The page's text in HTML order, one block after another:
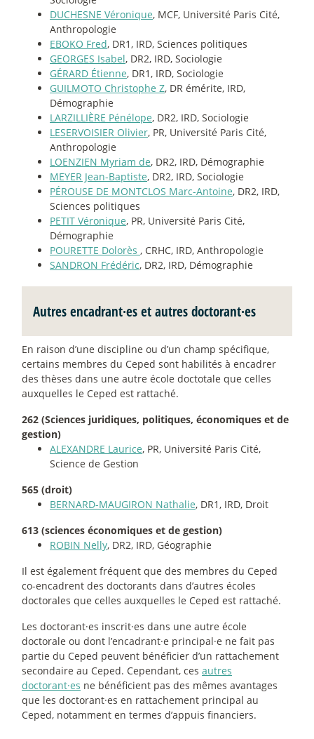
DUCHESNE Véronique, MCF, Université Paris Cité,
Anthropologie
EBOKO Fred, DR1, IRD, Sciences politiques
GEORGES Isabel, DR2, IRD, Sociologie
GÉRARD Étienne, DR1, IRD, Sociologie
GUILMOTO Christophe Z, DR émérite, IRD,
Démographie
LARZILLIÈRE Pénélope, DR2, IRD, Sociologie
LESERVOISIER Olivier, PR, Université Paris Cité,
Anthropologie
LOENZIEN Myriam de, DR2, IRD, Démographie
MEYER Jean-Baptiste, DR2, IRD, Sociologie
PÉROUSE DE MONTCLOS Marc-Antoine, DR2, IRD,
Sciences politiques
PETIT Véronique, PR, Université Paris Cité,
Démographie
POURETTE Dolorès , CRHC, IRD, Anthropologie
SANDRON Frédéric, DR2, IRD, Démographie
Autres encadrant·es et autres doctorant·es
En raison d’une discipline ou d’un champ spécifique,
certains membres du Ceped sont habilités à encadrer
des thèses dans une autre école doctotale que celles
auxquelles le Ceped est rattaché.
262 (Sciences juridiques, politiques, économiques et de
gestion)
ALEXANDRE Laurice, PR, Université Paris Cité,
Science de Gestion
565 (droit)
BERNARD-MAUGIRON Nathalie, DR1, IRD, Droit
613 (sciences économiques et de gestion)
ROBIN Nelly, DR2, IRD, Géographie
Il est également fréquent que des membres du Ceped
co-encadrent des doctorants dans d’autres écoles
doctorales que celles auxquelles le Ceped est rattaché.
Les doctorant·es inscrit·es dans une autre école
doctorale ou dont l’encadrant·e principal·e ne fait pas
partie du Ceped peuvent bénéficier d’un rattachement
secondaire au Ceped. Cependant, ces autres
doctorant·es ne bénéficient pas des mêmes avantages
que les doctorant·es en rattachement principal au
Ceped, notamment en termes d’appuis financiers.